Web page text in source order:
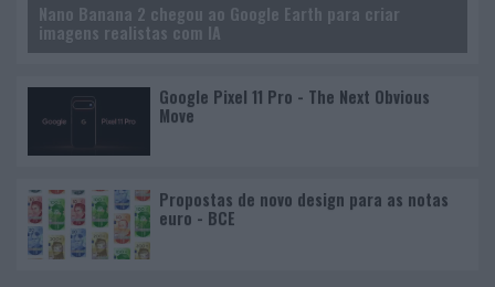
Nano Banana 2 chegou ao Google Earth para criar
imagens realistas com IA
Google Pixel 11 Pro - The Next Obvious
Move
Propostas de novo design para as notas
euro - BCE